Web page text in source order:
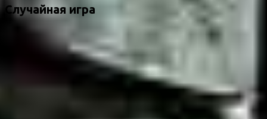
Случайная игра